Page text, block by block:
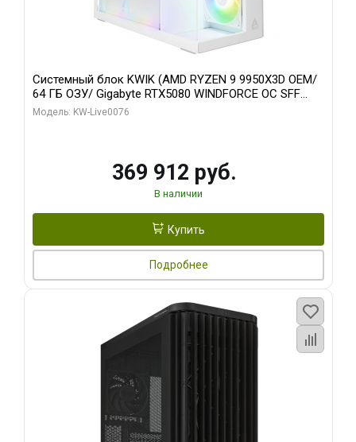
Системный блок KWIK (AMD RYZEN 9 9950X3D OEM/
64 ГБ ОЗУ/ Gigabyte RTX5080 WINDFORCE OC SFF
16GB GDDR7 256bit / 960 ГБ SSD)
Модель: KW-Live0076
369 912 руб.
В наличии
Купить
Подробнее